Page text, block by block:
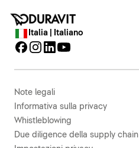
Italia | Italiano
Note legali
Informativa sulla privacy
Whistleblowing
Due diligence della supply chain